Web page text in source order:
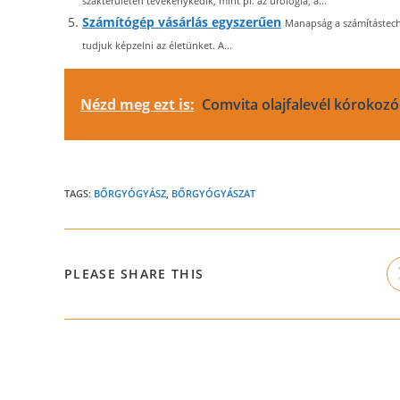
Számítógép vásárlás egyszerűen Manapság a
tudjuk képzelni az életünket. A...
Nézd meg ezt is: Comvita olajfalevél
TAGS: BŐRGYÓGYÁSZ, BŐRGYÓGYÁSZAT
PLEASE SHARE THIS